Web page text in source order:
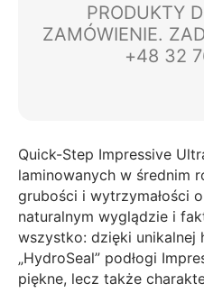
Quick-Step Impressive
laminowanych w średnim
grubości i wytrzymałości
naturalnym wyglądzie i
wszystko: dzięki unikalnej
„HydroSeal” podłogi
piękne, lecz także
PRODUKTY
ZAMÓWIENIE.
+48 32